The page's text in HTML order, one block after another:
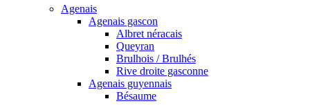
Agenais
Agenais gascon
Albret néracais
Queyran
Brulhois / Brulhés
Rive droite gasconne
Agenais guyennais
Bésaume